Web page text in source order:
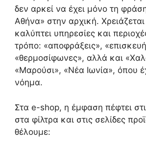
δεν αρκεί να έχει μόνο τη
Αθήνα» στην αρχική.
καλύπτει υπηρεσίες και
τρόπο: «αποφράξεις»,
«θερμοσίφωνες», αλλά και
«Μαρούσι», «Νέα Ιωνία», όπου
νόημα.
Στα e-shop, η έμφαση πέφτει
στα φίλτρα και στις σελίδες
θέλουμε: